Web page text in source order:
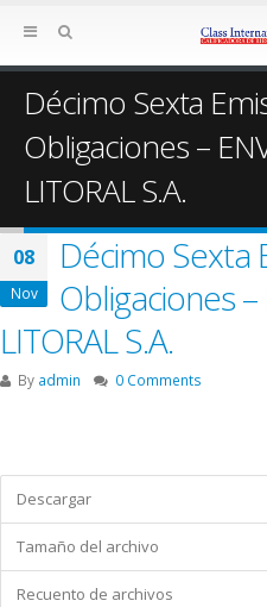
Décimo Sexta
Obligaciones –
LITORAL S.A.
08
Nov
Décimo Sexta
Obligaciones –
LITORAL S.A.
By admin 0 Comments
Descargar
Tamaño del archivo
Recuento de archivos